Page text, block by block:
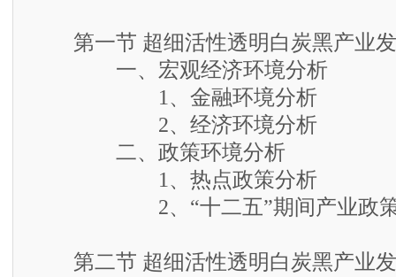
第一节 超细活性透明白炭黑产业
一、宏观经济环境分析
1、金融环境分析
2、经济环境分析
二、政策环境分析
1、热点政策分析
2、“十二五”期间产业政策
第二节 超细活性透明白炭黑产业发